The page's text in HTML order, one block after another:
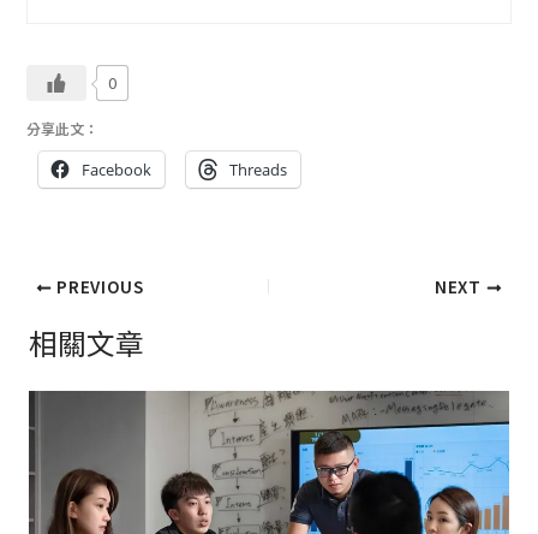
0
分享此文：
Facebook Threads
PREVIOUS NEXT
相關文章